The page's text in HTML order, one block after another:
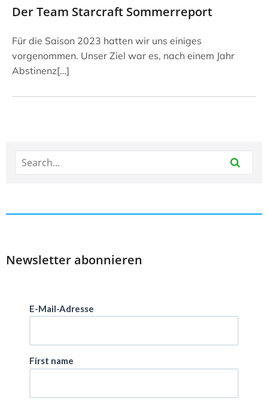
Der Team Starcraft Sommerreport
Für die Saison 2023 hatten wir uns einiges
vorgenommen. Unser Ziel war es, nach einem Jahr
Abstinenz[…]
Newsletter abonnieren